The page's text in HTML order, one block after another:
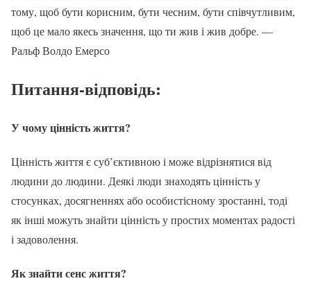
тому, щоб бути корисним, бути чесним, бути співчутливим,
щоб це мало якесь значення, що ти жив і жив добре. —
Ральф Волдо Емерсо
Питання-відповідь:
У чому цінність життя?
Цінність життя є суб’єктивною і може відрізнятися від
людини до людини. Деякі люди знаходять цінність у
стосунках, досягненнях або особистісному зростанні, тоді
як інші можуть знайти цінність у простих моментах радості
і задоволення.
Як знайти сенс життя?